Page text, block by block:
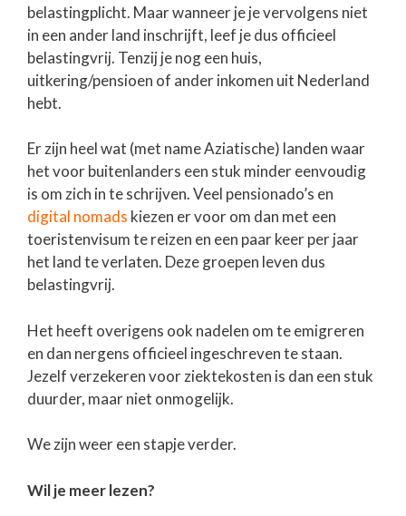
belastingplicht. Maar wanneer je je vervolgens niet
in een ander land inschrijft, leef je dus officieel
belastingvrij. Tenzij je nog een huis,
uitkering/pensioen of ander inkomen uit Nederland
hebt.
Er zijn heel wat (met name Aziatische) landen waar
het voor buitenlanders een stuk minder eenvoudig
is om zich in te schrijven. Veel pensionado’s en
digital nomads kiezen er voor om dan met een
toeristenvisum te reizen en een paar keer per jaar
het land te verlaten. Deze groepen leven dus
belastingvrij.
Het heeft overigens ook nadelen om te emigreren
en dan nergens officieel ingeschreven te staan.
Jezelf verzekeren voor ziektekosten is dan een stuk
duurder, maar niet onmogelijk.
We zijn weer een stapje verder.
Wil je meer lezen?